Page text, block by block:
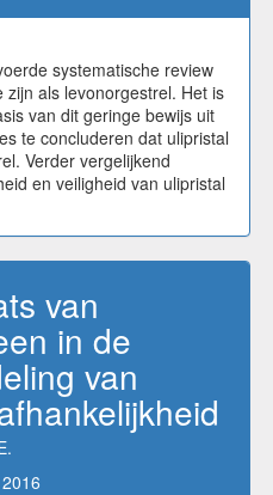
systematische review
als levonorgestrel. Het is
van dit geringe bewijs uit
te concluderen dat ulipristal
Verder vergelijkend
en veiligheid van ulipristal
van
in de
van